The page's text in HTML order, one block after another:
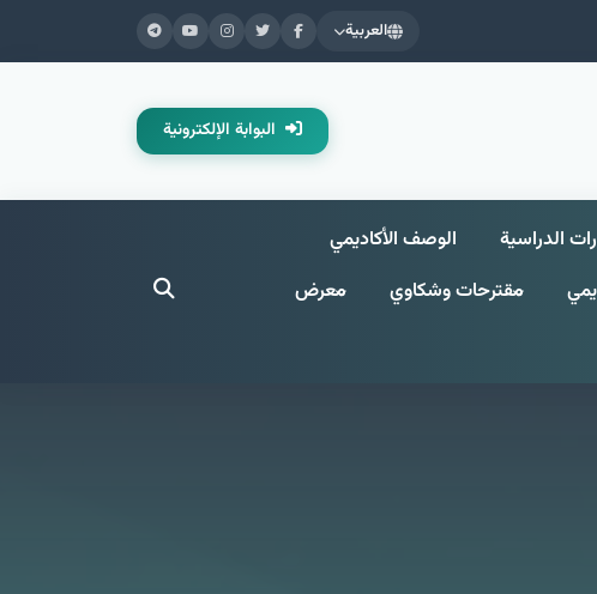
العربية
البوابة الإلكترونية
الدراسية
الوصف الأكاديمي
مقترحات وشکاوي
معرض